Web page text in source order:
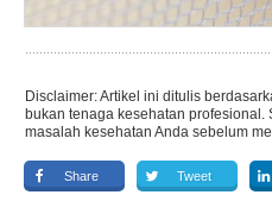
Disclaimer: Artikel ini ditulis
bukan tenaga kesehatan
masalah kesehatan Anda sebelum
Share Tweet